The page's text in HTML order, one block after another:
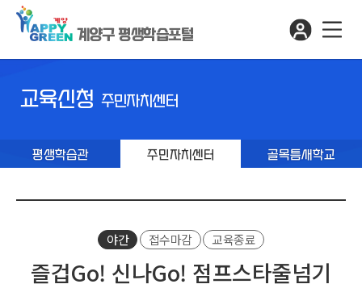
계양구 평생학습포털
교육신청 주민자치센터
평생학습관 주민자치센터 골목틈새학교
야간 접수마감 교육종료
즐겁Go! 신나Go! 점프스타줄넘기